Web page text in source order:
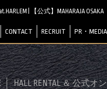
| 【公式】MAHARAJA
CONTACT RECRUIT PR・MEDIA
HALL RENTAL ＆ 公式オ